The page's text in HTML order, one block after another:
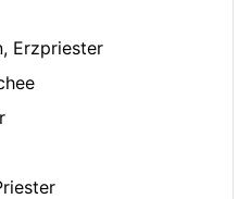
Erzpriester